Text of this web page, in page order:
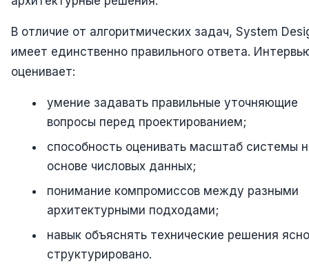
В отличие от алгоритмических задач, System
имеет единственно правильного ответа.
оценивает:
умение задавать правильные уточняющие
вопросы перед проектированием;
способность оценивать масштаб системы
основе числовых данных;
понимание компромиссов между разными
архитектурными подходами;
навык объяснять технические решения
структурировано.